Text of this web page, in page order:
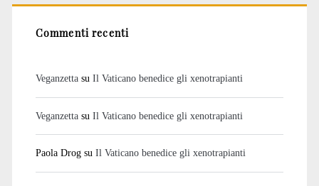
Commenti recenti
Veganzettasu Il Vaticano benedice gli xenotrapianti
Veganzettasu Il Vaticano benedice gli xenotrapianti
Paola Drogsu Il Vaticano benedice gli xenotrapianti